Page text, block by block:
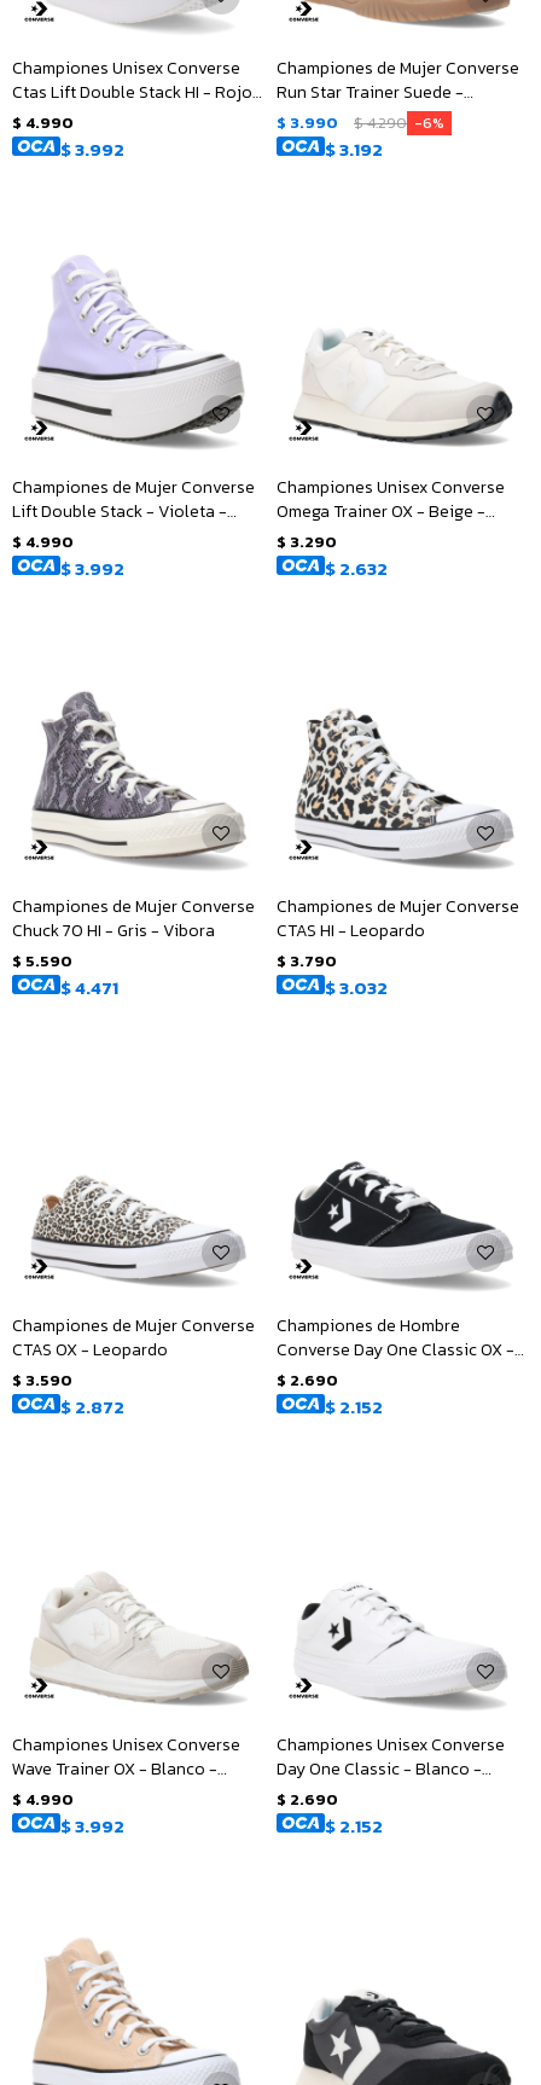
Championes Unisex Converse
Ctas Lift Double Stack HI - Rojo -
Blanco - Negro
$ 4.990
$3.992
Championes de Mujer Converse
Run Star Trainer Suede -
Amarillo Arena - Rosado
$ 3.990 $4.290 6
$3.192
Championes de Mujer Converse
Lift Double Stack - Violeta -
Egret - Negro
$ 4.990
$3.992
Championes Unisex Converse
Omega Trainer OX - Beige -
Blanco
$ 3.290
$2.632
Championes de Mujer Converse
Chuck 70 HI - Gris - Vibora
$ 5.590
$4.471
Championes de Mujer Converse
CTAS HI - Leopardo
$ 3.790
$3.032
Championes de Mujer Converse
CTAS OX - Leopardo
$ 3.590
$2.872
Championes de Hombre
Converse Day One Classic OX -
Negro - Blanco
$ 2.690
$2.152
Championes Unisex Converse
Wave Trainer OX - Blanco -
Natural
$ 4.990
$3.992
Championes Unisex Converse
Day One Classic - Blanco -
Negro
$ 2.690
$2.152